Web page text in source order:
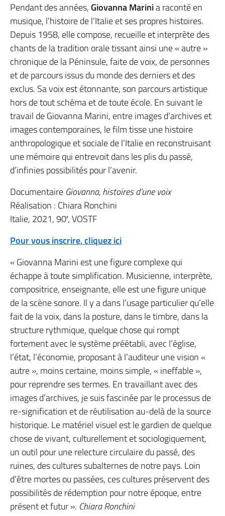
Pendant des années, Giovanna Marinia raconté en
musique, l’histoire de l’Italie et ses propres histoires.
Depuis 1958, elle compose, recueille et interprète des
chants de la tradition orale tissant ainsi une « autre »
chronique de la Péninsule, faite de voix, de personnes
et de parcours issus du monde des derniers et des
exclus. Sa voix est étonnante, son parcours artistique
hors de tout schéma et de toute école. En suivant le
travail de Giovanna Marini, entre images d’archives et
images contemporaines, le film tisse une histoire
anthropologique et sociale de l’Italie en reconstruisant
une mémoire qui entrevoit dans les plis du passé,
d’infinies possibilités pour l’avenir.
Documentaire Giovanna, histoires d’une voix
Réalisation : Chiara Ronchini
Italie, 2021, 90′, VOSTF
Pour vous inscrire, cliquez ici
« Giovanna Marini est une figure complexe qui
échappe à toute simplification. Musicienne, interprète,
compositrice, enseignante, elle est une figure unique
de la scène sonore. Il y a dans l’usage particulier qu’elle
fait de la voix, dans la posture, dans le timbre, dans la
structure rythmique, quelque chose qui rompt
fortement avec le système préétabli, avec l’église,
l’état, l’économie, proposant à l’auditeur une vision «
autre », moins certaine, moins simple, « ineffable »,
pour reprendre ses termes. En travaillant avec des
images d’archives, je suis fascinée par le processus de
re-signification et de réutilisation au-delà de la source
historique. Le matériel visuel est le gardien de quelque
chose de vivant, culturellement et sociologiquement,
un outil pour une relecture circulaire du passé, des
ruines, des cultures subalternes de notre pays. Loin
d’être mortes ou passées, ces cultures préservent des
possibilités de rédemption pour notre époque, entre
présent et futur ». Chiara Ronchini